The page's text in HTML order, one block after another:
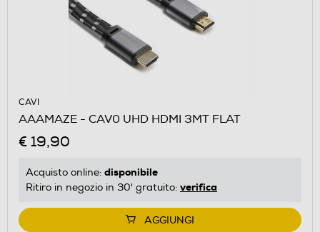
CAVI
AAAMAZE - CAV0 UHD HDMI 3MT FLAT
€ 19,90
Acquisto online: disponibile
Ritiro in negozio in 30' gratuito: verifica
AGGIUNGI